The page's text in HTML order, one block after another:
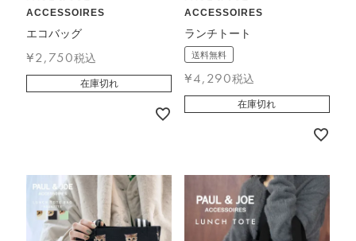
ACCESSOIRES
エコバッグ
¥2,750税込
在庫切れ
ACCESSOIRES
ランチトート
送料無料
¥4,290税込
在庫切れ